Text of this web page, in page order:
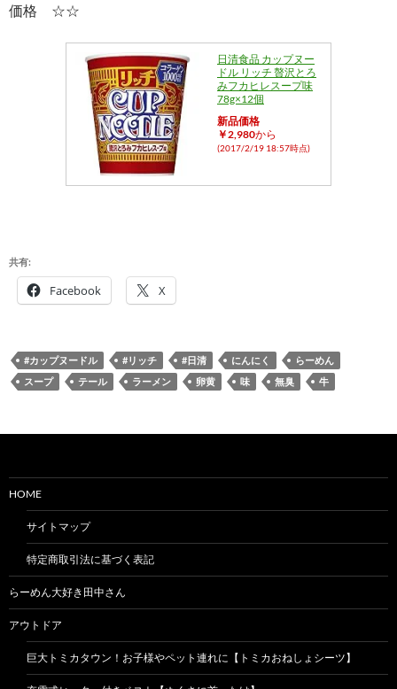
価格 ☆☆
日清食品 カップヌー
ドル リッチ 贅沢とろ
みフカヒレスープ味
78g×12個
新品価格
￥2,980から
(2017/2/19 18:57時点)
共有:
Facebook X
#カップヌードル #リッチ #日清 にんにく
らーめん
スープ
テール ラーメン 卵黄 味 無臭 牛
HOME
サイトマップ
特定商取引法に基づく表記
らーめん大好き田中さん
アウトドア
巨大トミカタウン！お子様やペット連れに【トミカおねしょシーツ】